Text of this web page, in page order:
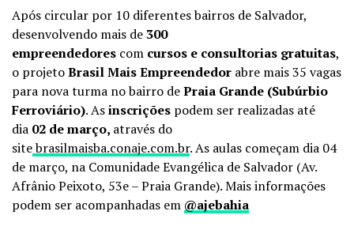
Após circular por 10 diferentes bairros de Salvador,
desenvolvendo mais de 300
empreendedores com cursos e consultorias gratuitas,
o projetoBrasil Mais Empreendedor abre mais 35 vagas
para nova turma no bairro dePraia Grande (Subúrbio
Ferroviário). Asinscrições podem ser realizadas até
dia 02 de março, através do
sitebrasilmaisba.conaje.com.br. As aulas começam dia 04
de março, na Comunidade Evangélica de Salvador (Av.
Afrânio Peixoto, 53e – Praia Grande). Mais informações
podem ser acompanhadas em @ajebahia